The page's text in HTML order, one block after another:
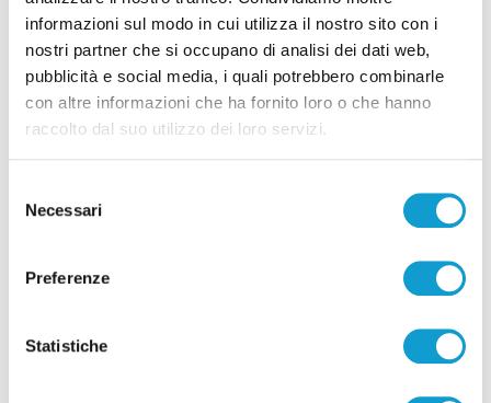
informazioni sul modo in cui utilizza il nostro sito con i
nostri partner che si occupano di analisi dei dati web,
pubblicità e social media, i quali potrebbero combinarle
con altre informazioni che ha fornito loro o che hanno
raccolto dal suo utilizzo dei loro servizi.
delNecessari
Preferenze
Statistiche
Pubblicità